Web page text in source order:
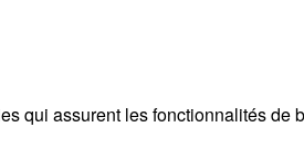
qui assurent les fonctionnalités de